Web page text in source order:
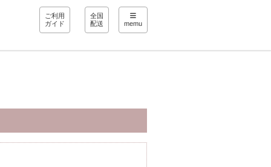
ご利用
ガイド
全国
配送
memu